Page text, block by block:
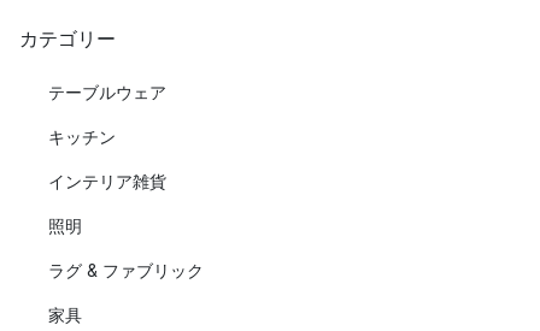
カテゴリー
テーブルウェア
キッチン
インテリア雑貨
照明
ラグ & ファブリック
家具